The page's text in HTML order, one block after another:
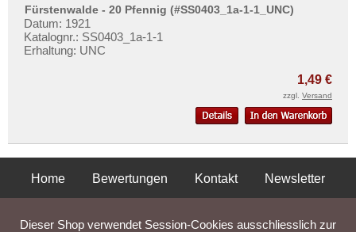
Lörrach
Lötzen
Lübz
Fürstenwalde - 20 Pfennig (#SS0403_1a-1-1_UNC)
Datum: 1921
Katalognr.: SS0403_1a-1-1
Erhaltung: UNC
1,49 €
zzgl. Versand
Home Bewertungen Kontakt
Newsletter
Dieser Shop verwendet Session-Cookies ausschliesslich zur